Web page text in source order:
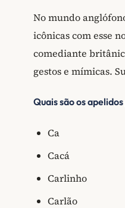
No mundo
icônicas com esse
comediante
gestos e mímicas.
Quais são os
Ca
Cacá
Carlinho
Carlão